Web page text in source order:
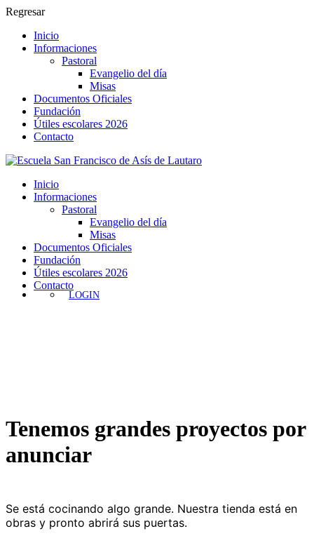
Regresar
Inicio
Informaciones
Pastoral
Evangelio del día
Misas
Documentos Oficiales
Fundación
Útiles escolares 2026
Contacto
Inicio
Informaciones
Pastoral
Evangelio del día
Misas
Documentos Oficiales
Fundación
Útiles escolares 2026
Contacto
LOGIN
Tenemos grandes proyectos por
anunciar
Se está cocinando algo grande. Nuestra tienda está en
obras y pronto abrirá sus puertas.